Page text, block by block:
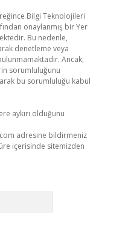
Bilgi Teknolojileri
onaylanmış bir Yer
Bu nedenle,
denetleme veya
Ancak,
sorumluluğunu
bu sorumluluğu kabul
aykırı olduğunu
adresine bildirmeniz
içerisinde sitemizden